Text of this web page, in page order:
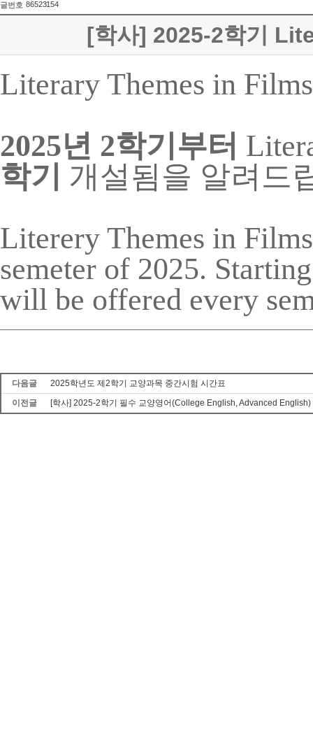
글번호 86523154
[학사] 2025-2학기
Literary Themes in
2025년 2학기부터
학기
개설됨을 알려드
Literery Themes in
semeter of 2025.
will be offered every
다음글
2025학년도 제2학기 교양과목 중간시험 시간표
이전글
[학사] 2025-2학기 필수 교양영어(College English, Advanced